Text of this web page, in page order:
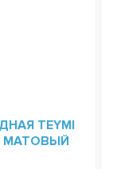
TEYMI
МАТОВЫЙ